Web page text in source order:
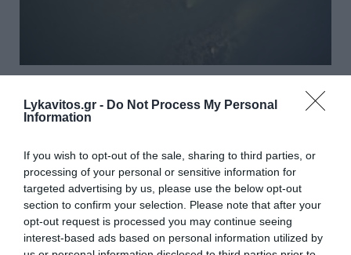
Lykavitos.gr - Do Not Process My Personal
Information
If you wish to opt-out of the sale, sharing to third parties, or
processing of your personal or sensitive information for
targeted advertising by us, please use the below opt-out
section to confirm your selection. Please note that after your
opt-out request is processed you may continue seeing
interest-based ads based on personal information utilized by
και φάνηκαν τα θεμέλια αρχαίας
Κωνσταντίνου (Photos)
Η στάθμη του νερού στον ποταμό Δούναβη έχει
πέσει σε χαμηλά επίπεδα και ήρθαν στην επιφάνεια
τμήματα από τα θεμέλια της αρχαίας Γέφυρας του
Κωνσταντίνου. Οι Βούλγαροι αρχαιολόγοι έχουν μια